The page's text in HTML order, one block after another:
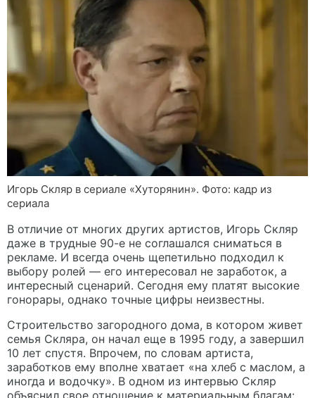
Игорь Скляр в сериале «Хуторянин». Фото: кадр из
сериала
В отличие от многих других артистов, Игорь Скляр
даже в трудные 90-е не соглашался сниматься в
рекламе. И всегда очень щепетильно подходил к
выбору ролей — его интересовал не заработок, а
интересный сценарий. Сегодня ему платят высокие
гонорары, однако точные цифры неизвестны.
Строительство загородного дома, в котором живет
семья Скляра, он начал еще в 1995 году, а завершил
10 лет спустя. Впрочем, по словам артиста,
заработков ему вполне хватает «на хлеб с маслом, а
иногда и водочку». В одном из интервью Скляр